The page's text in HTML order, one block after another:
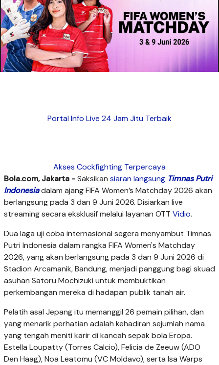
Portal Info Live 24 Jam Jitu Terbaik
Akses Cockfighting Terpercaya
Bola.com, Jakarta -Saksikan siaran langsung Timnas Putri
Indonesiadalam ajang FIFA Women’s Matchday 2026 akan
berlangsung pada 3 dan 9 Juni 2026. Disiarkan live
streaming secara eksklusif melalui layanan OTT Vidio.
Dua laga uji coba internasional segera menyambut Timnas
Putri Indonesia dalam rangka FIFA Women's Matchday
2026, yang akan berlangsung pada 3 dan 9 Juni 2026 di
Stadion Arcamanik, Bandung, menjadi panggung bagi skuad
asuhan Satoru Mochizuki untuk membuktikan
perkembangan mereka di hadapan publik tanah air.
Pelatih asal Jepang itu memanggil 26 pemain pilihan, dan
yang menarik perhatian adalah kehadiran sejumlah nama
yang tengah meniti karir di kancah sepak bola Eropa.
Estella Loupatty (Torres Calcio), Felicia de Zeeuw (ADO
Den Haag), Noa Leatomu (VC Moldavo), serta Isa Warps